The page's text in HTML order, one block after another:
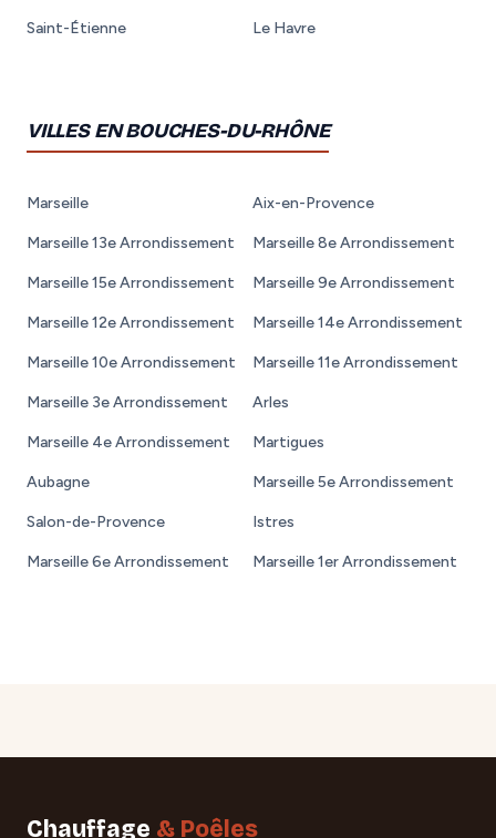
Saint-Étienne Le Havre
VILLES EN BOUCHES-DU-RHÔNE
Marseille Aix-en-Provence
Marseille 13e Arrondissement Marseille 8e Arrondissement
Marseille 15e Arrondissement Marseille 9e Arrondissement
Marseille 12e Arrondissement Marseille 14e Arrondissement
Marseille 10e Arrondissement Marseille 11e Arrondissement
Marseille 3e Arrondissement Arles
Marseille 4e Arrondissement Martigues
Aubagne Marseille 5e Arrondissement
Salon-de-Provence Istres
Marseille 6e Arrondissement Marseille 1er Arrondissement
Chauffage & Poêles